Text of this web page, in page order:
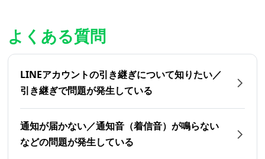
よくある質問
LINEアカウントの引き継ぎについて知りたい／
引き継ぎで問題が発生している
通知が届かない／通知音（着信音）が鳴らない
などの問題が発生している